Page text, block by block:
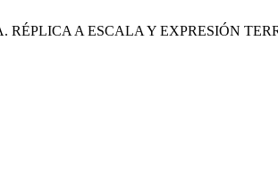
A. RÉPLICA A ESCALA Y EXPRESIÓN